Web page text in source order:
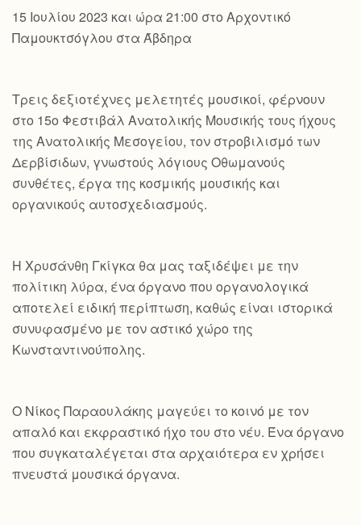
15 Ιουλίου 2023 και ώρα 21:00 στο Αρχοντικό
Παμουκτσόγλου στα Άβδηρα
Τρεις δεξιοτέχνες μελετητές μουσικοί, φέρνουν
στο 15ο Φεστιβάλ Ανατολικής Μουσικής τους ήχους
της Ανατολικής Μεσογείου, τον στροβιλισμό των
Δερβίσιδων, γνωστούς λόγιους Οθωμανούς
συνθέτες, έργα της κοσμικής μουσικής και
οργανικούς αυτοσχεδιασμούς.
Η Χρυσάνθη Γκίγκα θα μας ταξιδέψει με την
πολίτικη λύρα, ένα όργανο που οργανολογικά
αποτελεί ειδική περίπτωση, καθώς είναι ιστορικά
συνυφασμένο με τον αστικό χώρο της
Κωνσταντινούπολης.
Ο Νίκος Παραουλάκης μαγεύει το κοινό με τον
απαλό και εκφραστικό ήχο του στο νέυ. Ένα όργανο
που συγκαταλέγεται στα αρχαιότερα εν χρήσει
πνευστά μουσικά όργανα.